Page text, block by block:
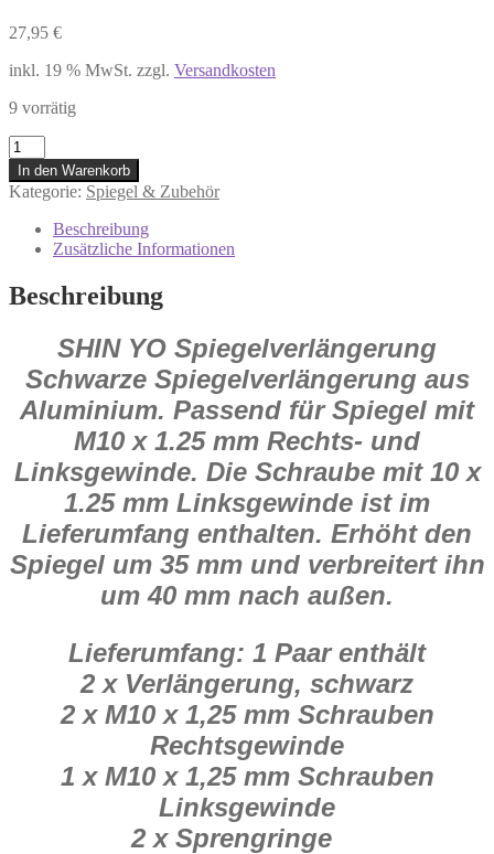
27,95 €
inkl. 19 % MwSt. zzgl. Versandkosten
9 vorrätig
305-
130
SHIN
YO
schwarze,Spiegelverlängerug
Rechtsgewinde
Honda
Suzuki
In den Warenkorb
Kategorie: Spiegel & Zubehör
Beschreibung
Zusätzliche Informationen
Beschreibung
SHIN YO Spiegelverlängerung
Schwarze Spiegelverlängerung aus
Aluminium. Passend für Spiegel mit
M10 x 1.25 mm Rechts- und
Linksgewinde. Die Schraube mit 10 x
1.25 mm Linksgewinde ist im
Lieferumfang enthalten. Erhöht den
Spiegel um 35 mm und verbreitert ihn
um 40 mm nach außen.
Lieferumfang: 1 Paar enthält
2 x Verlängerung, schwarz
2 x M10 x 1,25 mm Schrauben
Rechtsgewinde
1 x M10 x 1,25 mm Schrauben
Linksgewinde
2 x Sprengringe